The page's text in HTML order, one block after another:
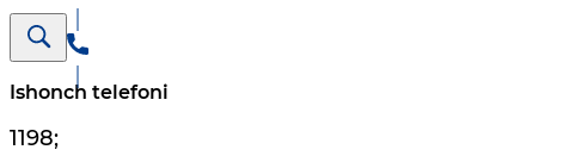
Ishonch telefoni
1198;